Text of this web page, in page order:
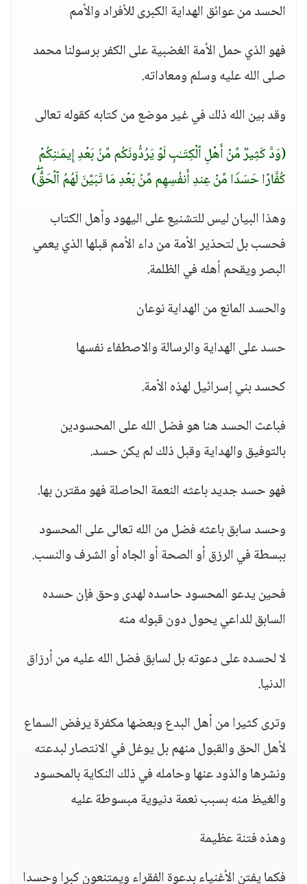
الحسد من عوائق الهداية الكبرى للأفراد والأمم
فهو الذي حمل الأمة الغضبية على الكفر برسولنا محمد
صلى الله عليه وسلم ومعاداته.
وقد بين الله ذلك في غير موضع من كتابه كقوله تعالى
(وَدَّ كَثِیرࣱ مِّنۡ أَهۡلِ ٱلۡكِتَـٰبِ لَوۡ یَرُدُّونَكُم مِّنۢ بَعۡدِ إِیمَـٰنِكُمۡ
كُفَّارًا حَسَدࣰا مِّنۡ عِندِ أَنفُسِهِم مِّنۢ بَعۡدِ مَا تَبَیَّنَ لَهُمُ ٱلۡحَقُّۖ)
وهذا البيان ليس للتشنيع على اليهود وأهل الكتاب
فحسب بل لتحذير الأمة من داء الأمم قبلها الذي يعمي
البصر ويقحم أهله في الظلمة.
والحسد المانع من الهداية نوعان
حسد على الهداية والرسالة والاصطفاء نفسها
كحسد بني إسرائيل لهذه الأمة.
فباعث الحسد هنا هو فضل الله على المحسودين
بالتوفيق والهداية وقبل ذلك لم يكن حسد.
فهو حسد جديد باعثه النعمة الحاصلة فهو مقترن بها.
وحسد سابق باعثه فضل من الله تعالى على المحسود
ببسطة في الرزق أو الصحة أو الجاه أو الشرف والنسب.
فحين يدعو المحسود حاسده لهدى وحق فإن حسده
السابق للداعي يحول دون قبوله منه
لا لحسده على دعوته بل لسابق فضل الله عليه من أرزاق
الدنيا.
وترى كثيرا من أهل البدع وبعضها مكفرة يرفض السماع
لأهل الحق والقبول منهم بل يوغل في الانتصار لبدعته
ونشرها والذود عنها وحامله في ذلك النكاية بالمحسود
والغيظ منه بسبب نعمة دنيوية مبسوطة عليه
وهذه فتنة عظيمة
فكما يفتن الأغنياء بدعوة الفقراء ويمتنعون كبرا وحسدا